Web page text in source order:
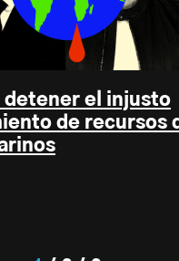
detener el injusto
de recursos